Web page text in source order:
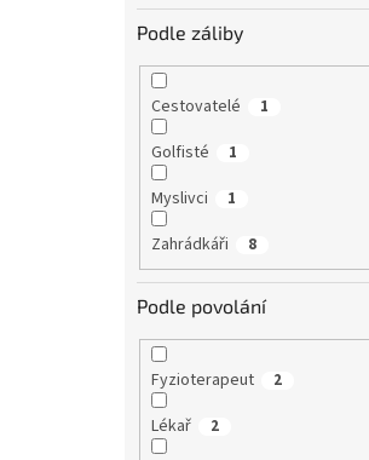
Podle záliby
Cestovatelé 1
Golfisté 1
Myslivci 1
Zahrádkáři 8
Podle povolání
Fyzioterapeut 2
Lékař 2